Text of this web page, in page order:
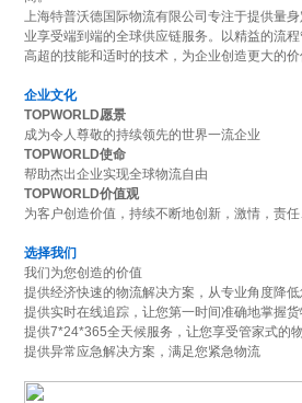
上海特普沃德国际物流有限公司专注于提供量
业享受端到端的全球供应链服务。以精益的流
高超的技能和适时的技术，为企业创造更大的价
企业文化
TOPWORLD愿景
成为令人尊敬的持续领先的世界一流企业
TOPWORLD使命
帮助杰出企业实现全球物流自由
TOPWORLD价值观
为客户创造价值，持续不断地创新，激情，责任
选择我们
我们为您创造的价值
提供经济快速的物流解决方案，从专业角度降
提供实时在线追踪，让您第一时间准确地掌握货
提供7*24*365全天候服务，让您享受管家式的
提供异常应急解决方案，满足您紧急物流